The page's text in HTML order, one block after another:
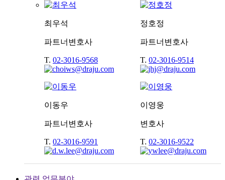
최우석
파트너변호사
T. 02-3016-9568
정호정
파트너변호사
T. 02-3016-9514
이동우
파트너변호사
T. 02-3016-9591
이영웅
변호사
T. 02-3016-9522